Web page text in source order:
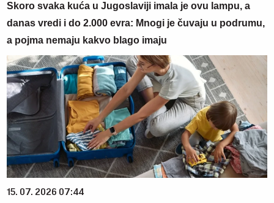
Skoro svaka kuća u Jugoslaviji imala je ovu lampu, a
danas vredi i do 2.000 evra: Mnogi je čuvaju u podrumu,
a pojma nemaju kakvo blago imaju
15. 07. 2026 07:44